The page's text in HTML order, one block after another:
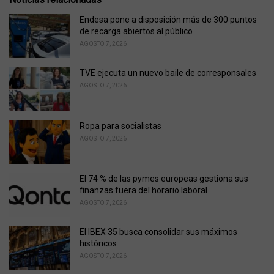
i
e
s
:
Endesa pone a disposición más de 300 puntos
de recarga abiertos al público
AGOSTO 7, 2026
TVE ejecuta un nuevo baile de corresponsales
AGOSTO 7, 2026
Ropa para socialistas
AGOSTO 7, 2026
El 74 % de las pymes europeas gestiona sus
finanzas fuera del horario laboral
AGOSTO 7, 2026
El IBEX 35 busca consolidar sus máximos
históricos
AGOSTO 7, 2026